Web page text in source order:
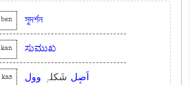
ben সুদর্শন
kan ಸುಮುಖ
kas اَصٕل شَکلہِ وول